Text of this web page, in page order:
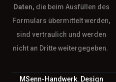
Daten, die beim Ausfüllen des
Formulars übermittelt werden,
sind vertraulich und werden
nicht an Dritte weitergegeben.
MSenn-Handwerk. Design